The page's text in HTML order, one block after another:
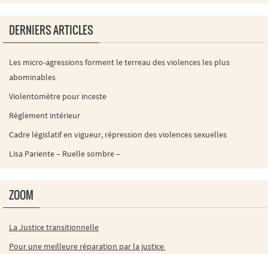
DERNIERS ARTICLES
Les micro-agressions forment le terreau des violences les plus
abominables
Violentomètre pour inceste
Règlement intérieur
Cadre législatif en vigueur, répression des violences sexuelles
Lisa Pariente – Ruelle sombre –
ZOOM
La Justice transitionnelle
Pour une meilleure réparation par la justice